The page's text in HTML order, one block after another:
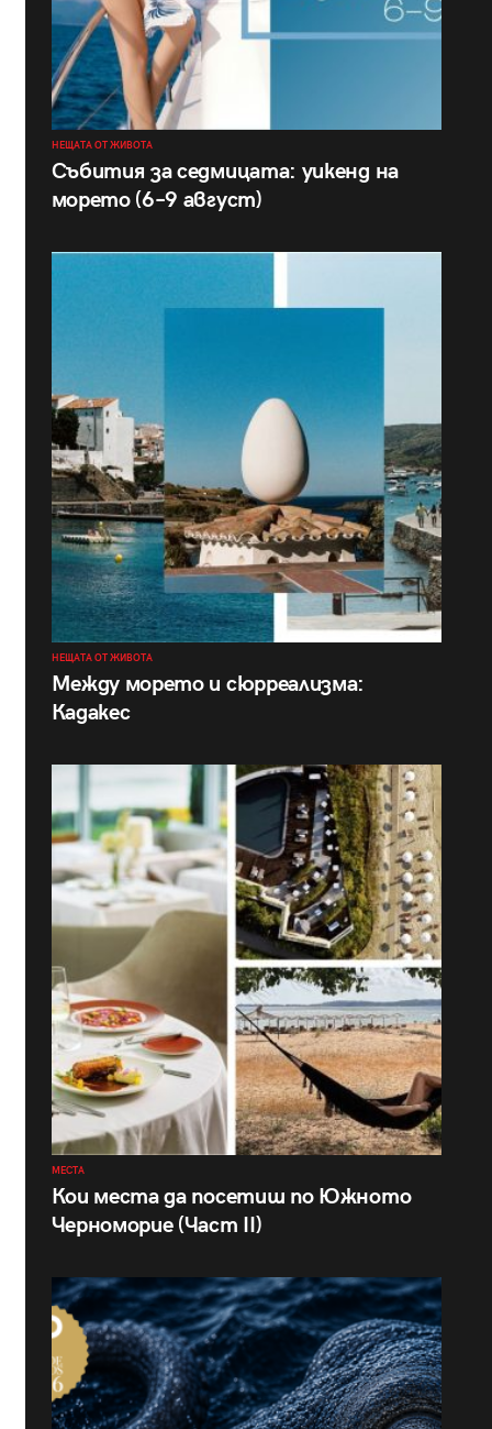
НЕЩАТА ОТ ЖИВОТА
Събития за седмицата: уикенд на
морето (6–9 август)
НЕЩАТА ОТ ЖИВОТА
Между морето и сюрреализма:
Кадакес
МЕСТА
Кои места да посетиш по Южното
Черноморие (Част II)